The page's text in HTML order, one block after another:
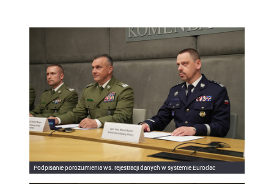
Podpisanie porozumienia ws. rejestracji danych w systemie Eurodac